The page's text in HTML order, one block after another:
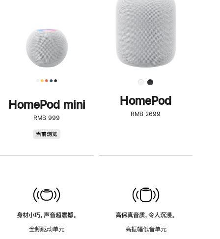
HomePod mini
RMB 999
当前浏览
身材小巧，声音超震撼。
全频驱动单元
了
解
HomePod<
HomePod
RMB 2699
高保真音质，令人沉浸。
高振幅低音单元